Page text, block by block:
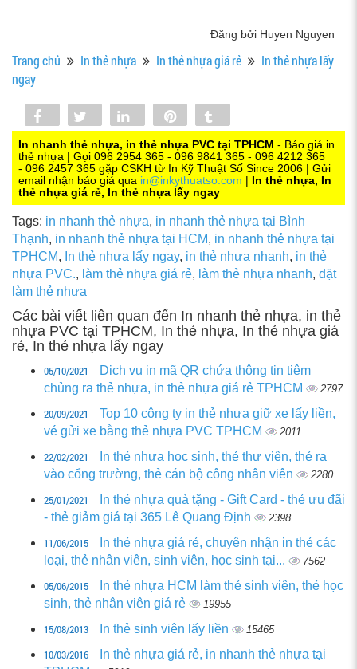
Đăng bởi Huyen Nguyen
Trang chủ In thẻ nhựa In thẻ nhựa giá rẻ
In thẻ nhựa lấy
ngay
Share Tweet Share
0
In nhanh thẻ nhựa, in thẻ nhựa PVC tại TPHCM - Báo giá in
thẻ nhựa | Gọi 096 2954 365 - 096 9841 365 - 096 4212 365
- 096 2457 365 gặp CSKH từ In Kỹ Thuật Số Since 2006 | Gửi
email nhận báo giá qua in@inkythuatso.com | In thẻ nhựa, In
thẻ nhựa giá rẻ, In thẻ nhựa lấy ngay
Tags: in nhanh thẻ nhựa, in nhanh thẻ nhựa tại Bình
Thạnh, in nhanh thẻ nhựa tại HCM, in nhanh thẻ nhựa tại
TPHCM, In thẻ nhựa lấy ngay, in thẻ nhựa nhanh, in thẻ
nhựa PVC., làm thẻ nhựa giá rẻ, làm thẻ nhựa nhanh, đặt
làm thẻ nhựa
Các bài viết liên quan đến In nhanh thẻ nhựa, in thẻ
nhựa PVC tại TPHCM, In thẻ nhựa, In thẻ nhựa giá
rẻ, In thẻ nhựa lấy ngay
05/10/2021
Dịch vụ in mã QR chứa thông tin tiêm
chủng ra thẻ nhựa, in thẻ nhựa giá rẻ TPHCM
2797
20/09/2021
Top 10 công ty in thẻ nhựa giữ xe lấy liền,
vé gửi xe bằng thẻ nhựa PVC TPHCM
2011
22/02/2021
In thẻ nhựa học sinh, thẻ thư viện, thẻ ra
vào cổng trường, thẻ cán bộ công nhân viên
2280
25/01/2021
In thẻ nhựa quà tặng - Gift Card - thẻ ưu đãi
- thẻ giảm giá tại 365 Lê Quang Định
2398
11/06/2015
In thẻ nhựa giá rẻ, chuyên nhận in thẻ các
loại, thẻ nhân viên, sinh viên, học sinh tại...
7562
05/06/2015
In thẻ nhựa HCM làm thẻ sinh viên, thẻ học
sinh, thẻ nhân viên giá rẻ
19955
15/08/2013 In thẻ sinh viên lấy liền 15465
10/03/2016
In thẻ nhựa giá rẻ, in nhanh thẻ nhựa tại